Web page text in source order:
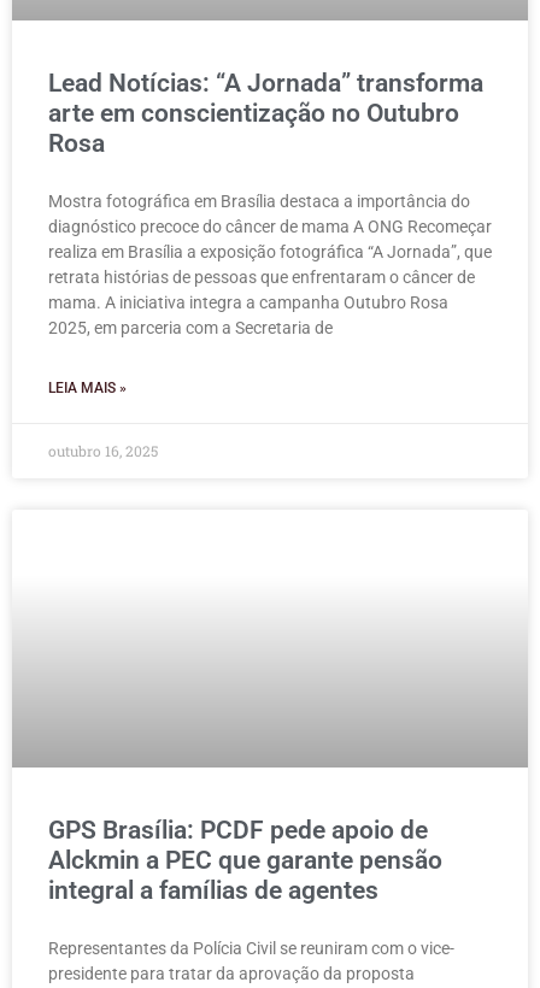
Lead Notícias: “A Jornada” transforma
arte em conscientização no Outubro
Rosa
Mostra fotográfica em Brasília destaca a importância do
diagnóstico precoce do câncer de mama A ONG Recomeçar
realiza em Brasília a exposição fotográfica “A Jornada”, que
retrata histórias de pessoas que enfrentaram o câncer de
mama. A iniciativa integra a campanha Outubro Rosa
2025, em parceria com a Secretaria de
LEIA MAIS »
outubro 16, 2025
GPS Brasília: PCDF pede apoio de
Alckmin a PEC que garante pensão
integral a famílias de agentes
Representantes da Polícia Civil se reuniram com o vice-
presidente para tratar da aprovação da proposta